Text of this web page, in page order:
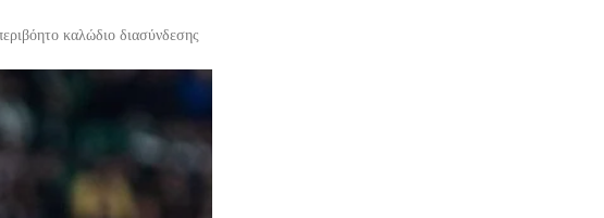
καλώδιο διασύνδεσης